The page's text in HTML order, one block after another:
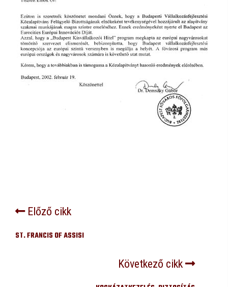
Előző cikk
ST. FRANCIS OF ASSISI
Következő cikk